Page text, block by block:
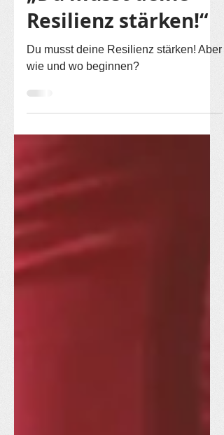
„Du musst deine
Resilienz stärken!“
Du musst deine Resilienz stärken! Aber
wie und wo beginnen?